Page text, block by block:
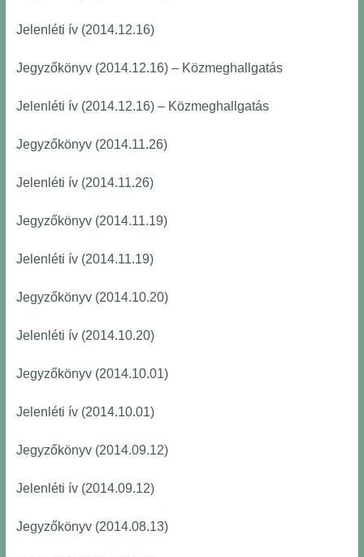
Jelenléti ív (2014.12.16)
Jegyzőkönyv (2014.12.16) – Közmeghallgatás
Jelenléti ív (2014.12.16) – Közmeghallgatás
Jegyzőkönyv (2014.11.26)
Jelenléti ív (2014.11.26)
Jegyzőkönyv (2014.11.19)
Jelenléti ív (2014.11.19)
Jegyzőkönyv (2014.10.20)
Jelenléti ív (2014.10.20)
Jegyzőkönyv (2014.10.01)
Jelenléti ív (2014.10.01)
Jegyzőkönyv (2014.09.12)
Jelenléti ív (2014.09.12)
Jegyzőkönyv (2014.08.13)